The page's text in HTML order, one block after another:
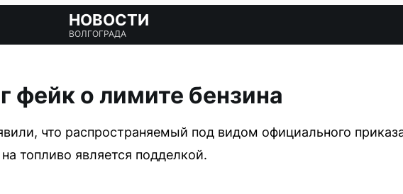
НОВОСТИ
ВОЛГОГРАДА
фейк о лимите бензина
что распространяемый под видом официального
топливо является подделкой.